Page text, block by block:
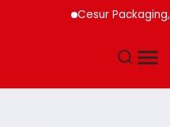
Cesur Packaging,